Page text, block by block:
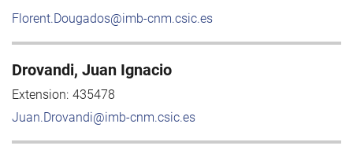
Florent.Dougados@imb-cnm.csic.es
Drovandi, Juan Ignacio
Extension: 435478
Juan.Drovandi@imb-cnm.csic.es